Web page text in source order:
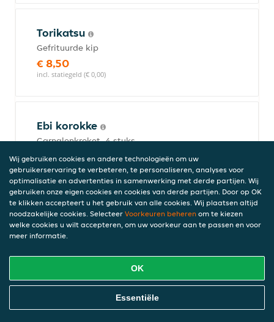
Torikatsu
Gefrituurde kip
€ 8,50
incl. statiegeld (€ 0,00)
Ebi korokke
Garnalenkroket, 4 stuks
€ 7,00
incl. statiegeld (€ 0,00)
Gebakken eieren
Ei
Beef reepjes
Online Eten Bestellen
Wij gebruiken cookies en andere technologieën om uw
gebruikerservaring te verbeteren, te personaliseren, analyses voor
optimalisatie en advertenties in samenwerking met derde partijen. Wij
gebruiken onze eigen cookies en cookies van derde partijen. Door op OK
te klikken accepteert u het gebruik van alle cookies. Wij plaatsen altijd
noodzakelijke cookies. Selecteer Voorkeuren beheren om te kiezen
welke cookies u wilt accepteren, om uw voorkeur aan te passen en voor
meer informatie.
OK
Essentiële